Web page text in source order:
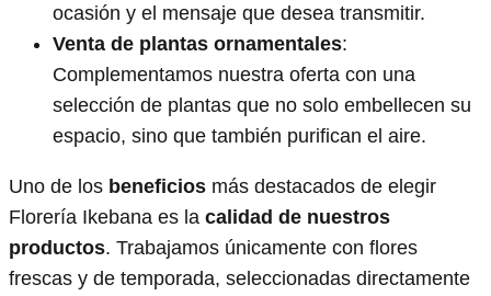
ocasión y el mensaje que desea transmitir.
Venta de plantas ornamentales:
Complementamos nuestra oferta con una
selección de plantas que no solo embellecen su
espacio, sino que también purifican el aire.
Uno de los beneficios más destacados de elegir
Florería Ikebana es la calidad de nuestros
productos. Trabajamos únicamente con flores
frescas y de temporada, seleccionadas directamente